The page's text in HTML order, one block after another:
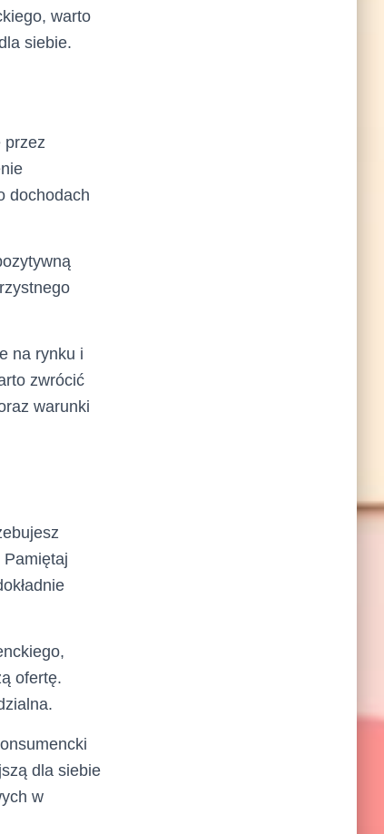
warto
siebie.
przez
dochodach
na rynku i
zwrócić
warunki
ofertę.
dla siebie
w